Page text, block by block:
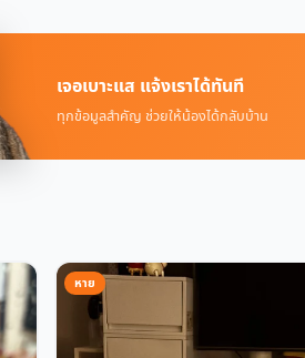
เจอเบาะแส แจ้งเราได้ทันที
ทุกข้อมูลสำคัญ ช่วยให้น้องได้กลับบ้าน
หาย